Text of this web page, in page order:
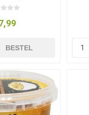
BESTEL